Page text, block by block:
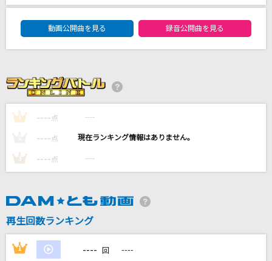
やってこい!ダイスキ■
川崎鷹也
怪獣の花唄
[生音]Tomorrow never knows
suis from ヨルシカ
DAM★ともボーカルエントリーランキング
動画公開曲を見る
録音公開曲を見る
1 ---- 点 ----
---- 点 ----
3 ---- 点 ----
再生回数ランキング
1 ---- 回 ----